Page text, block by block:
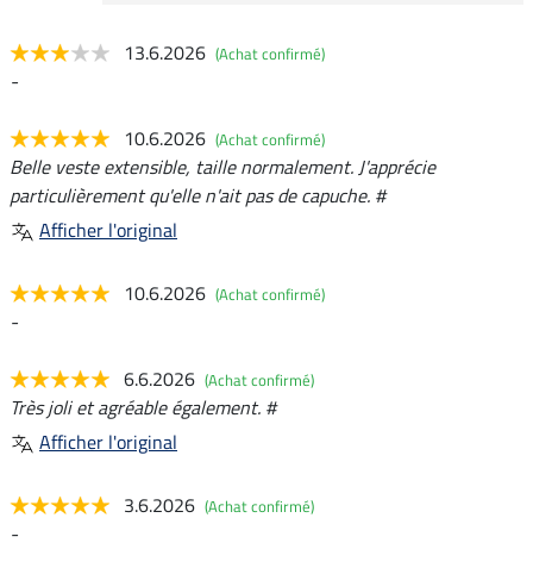
13.6.2026 (Achat confirmé)
-
10.6.2026 (Achat confirmé)
Belle veste extensible, taille normalement. J'apprécie
particulièrement qu'elle n'ait pas de capuche. #
Afficher l'original
10.6.2026 (Achat confirmé)
-
6.6.2026 (Achat confirmé)
Très joli et agréable également. #
Afficher l'original
3.6.2026 (Achat confirmé)
-